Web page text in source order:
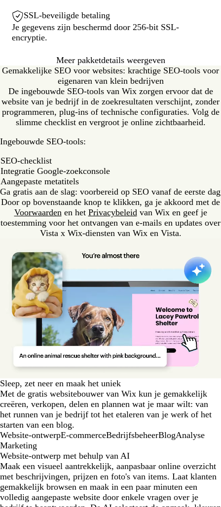
SSL-beveiligde betaling
Je gegevens zijn beschermd door 256-bit SSL-
encryptie.
Meer pakketdetails weergeven
Gemakkelijke SEO voor websites: krachtige SEO-tools voor
eigenaren van klein bedrijven
De ingebouwde SEO-tools van Wix zorgen ervoor dat de
website van je bedrijf in de zoekresultaten verschijnt, zonder
programmeren, plug-ins of technische configuraties. Volg de
slimme checklist en vergroot je online zichtbaarheid.
Ingebouwde SEO-tools:
SEO-checklist
Integratie Google-zoekconsole
Aangepaste metatitels
Ga gratis aan de slag: voorbereid op SEO vanaf de eerste dag
Door op bovenstaande knop te klikken, ga je akkoord met de
Voorwaardenen het Privacybeleidvan Wix en geef je
toestemming voor het ontvangen van e-mails en updates over
Vista x Wix-diensten van Wix en Vista.
Sleep, zet neer en maak het uniek
Met de gratis websitebouwer van Wix kun je gemakkelijk
creëren, verkopen, delen en plannen wat je maar wilt: van
het runnen van je bedrijf tot het etaleren van je werk of het
starten van een blog.
Website-ontwerpE-commerceBedrijfsbeheerBlogAnalyse
Marketing
Website-ontwerp met behulp van AI
Maak een visueel aantrekkelijk, aanpasbaar online overzicht
met beschrijvingen, prijzen en foto's van items. Laat klanten
gemakkelijk browsen en maak in een paar minuten een
volledig aangepaste website door enkele vragen over je